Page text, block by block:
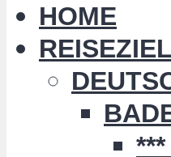
HOME